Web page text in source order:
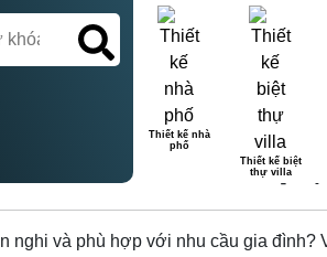
Thiết kế nhà
phố
Thiết kế biệt
thự villa
THIẾT KẾ
nghi và phù hợp với nhu cầu gia